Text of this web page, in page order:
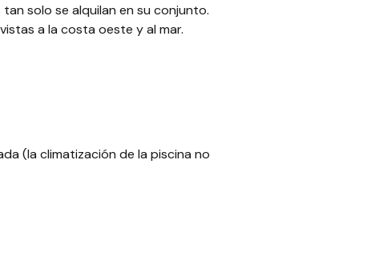
solo se alquilan en su conjunto.
a la costa oeste y al mar.
(la climatización de la piscina no